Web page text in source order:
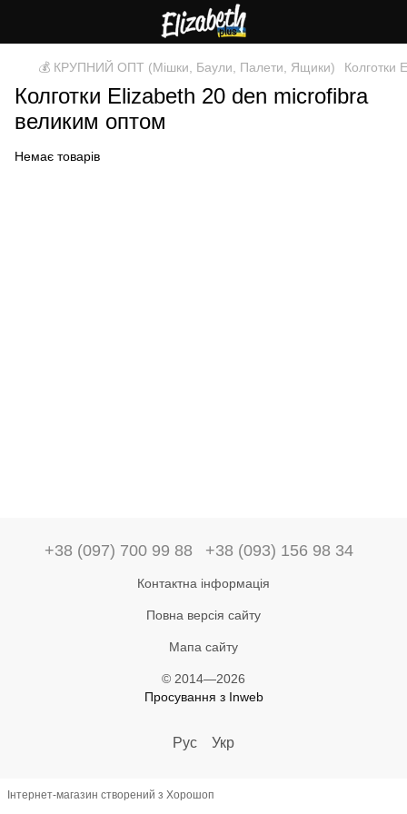
💰 КРУПНИЙ ОПТ (Мішки, Баули, Палети, Ящики) Колготки
Колготки Elizabeth 20 den microfibra
великим оптом
Немає товарів
+38 (097) 700 99 88 +38 (093) 156 98 34
Контактна інформація
Повна версія сайту
Мапа сайту
© 2014—2026
Просування з Inweb
Рус Укр
Інтернет-магазин створений з Хорошоп